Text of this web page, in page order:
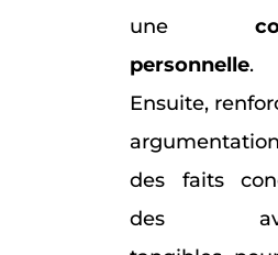
une
personnelle.
Ensuite,
des faits
des